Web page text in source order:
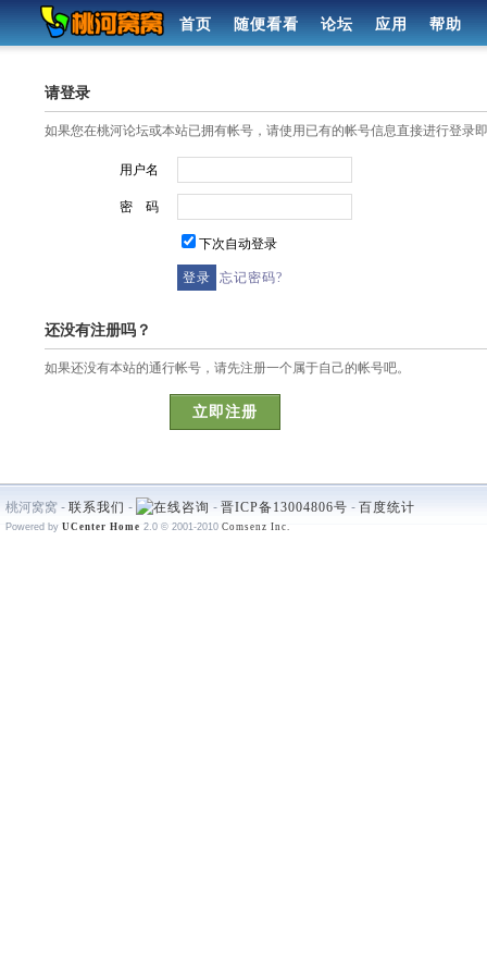
首页 随便看看 论坛 应用 帮助
请登录
如果您在桃河论坛或本站已拥有帐号，请使用已有的帐号信息直接进行登录
用户名
密 码
下次自动登录
忘记密码?
还没有注册吗？
如果还没有本站的通行帐号，请先注册一个属于自己的帐号吧。
立即注册
桃河窝窝 - 联系我们 - - 晋ICP备13004806号 - 百度统计
Powered by UCenter Home 2.0 © 2001-2010 Comsenz Inc.